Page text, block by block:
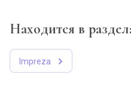
Находится в
Impreza